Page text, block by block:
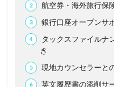
航空券・海外旅行保
銀行口座オープンサ
タックスファイルナ
き
現地カウンセラーと
英文履歴書の添削サ